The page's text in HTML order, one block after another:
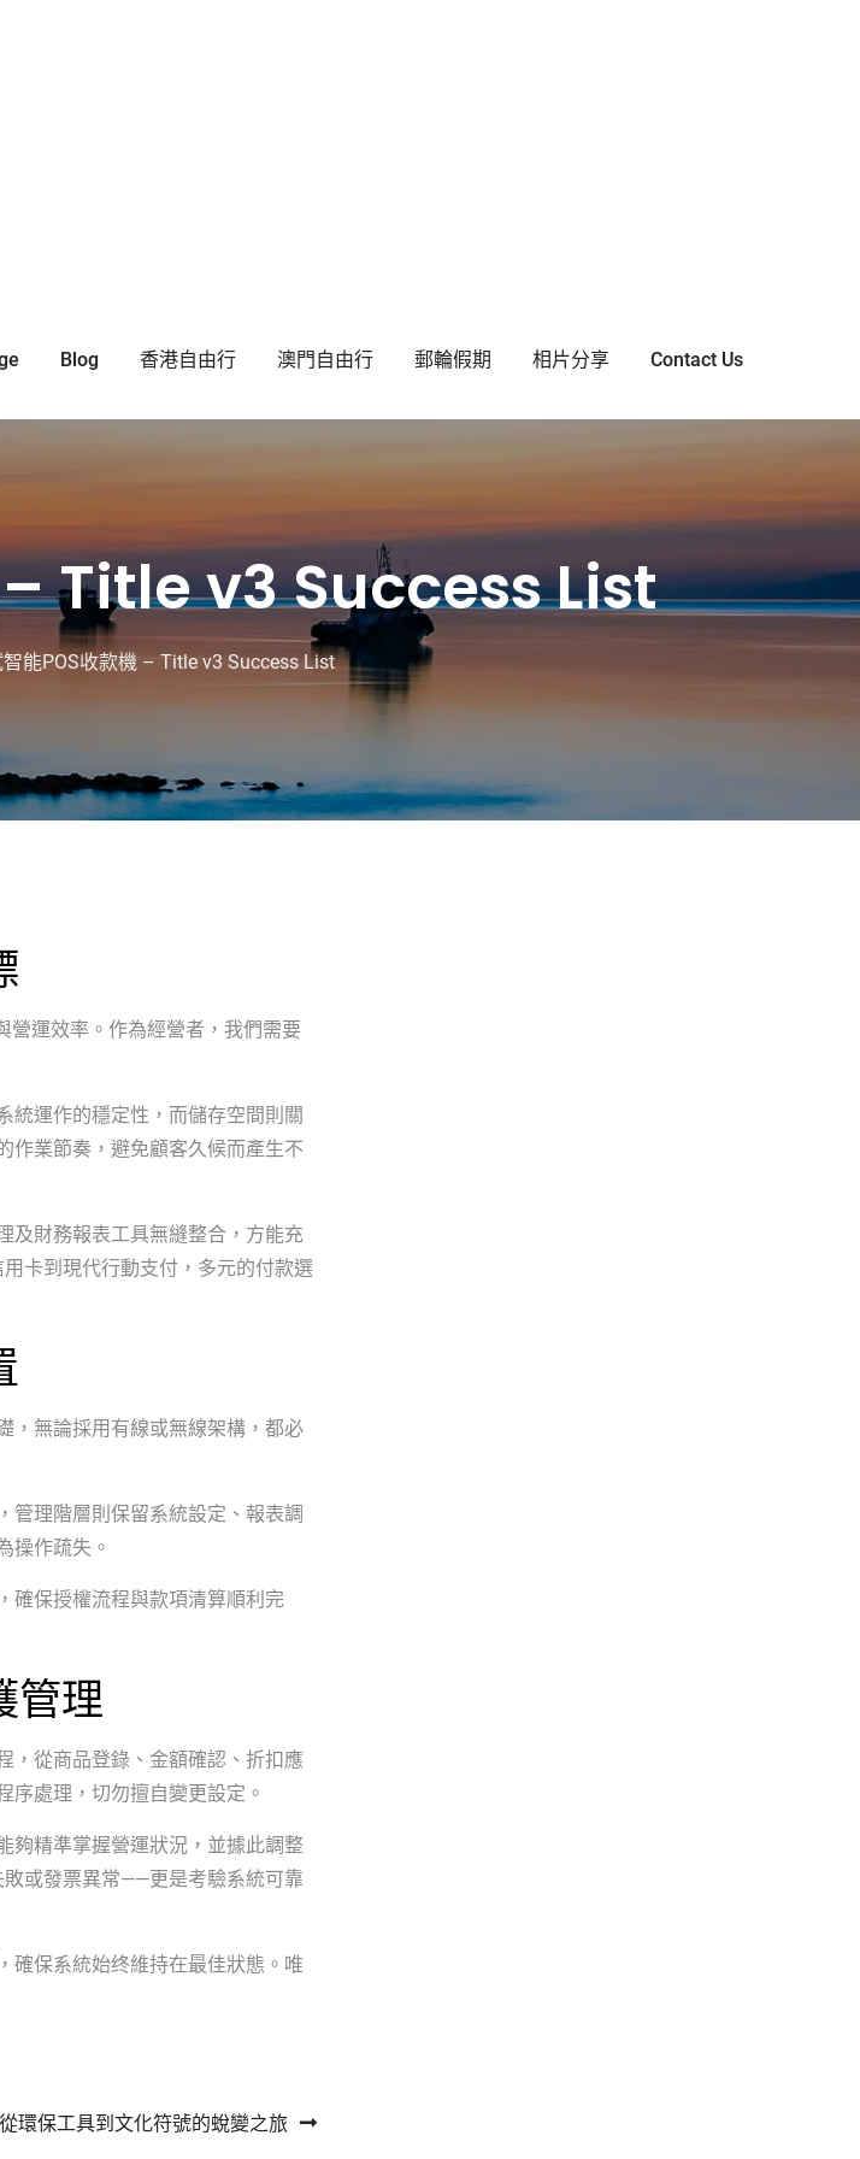
Blog 香港自由行 澳門自由行 郵輪假期 相片分享 Contact Us
– Title v3 Success List
能POS收款機 – Title v3 Success List
營運效率。作為經營者，我們需要
統運作的穩定性，而儲存空間則關
作業節奏，避免顧客久候而產生不
及財務報表工具無縫整合，方能充
卡到現代行動支付，多元的付款選
，無論採用有線或無線架構，都必
管理階層則保留系統設定、報表調
操作疏失。
確保授權流程與款項清算順利完
管理
，從商品登錄、金額確認、折扣應
序處理，切勿擅自變更設定。
夠精準掌握營運狀況，並據此調整
或發票異常——更是考驗系統可靠
確保系統始终維持在最佳狀態。唯
環保工具到文化符號的蛻變之旅